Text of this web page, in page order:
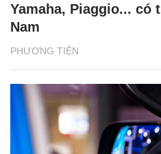
PHƯƠNG TIỆN
Yamaha, Piaggio... có
Nam